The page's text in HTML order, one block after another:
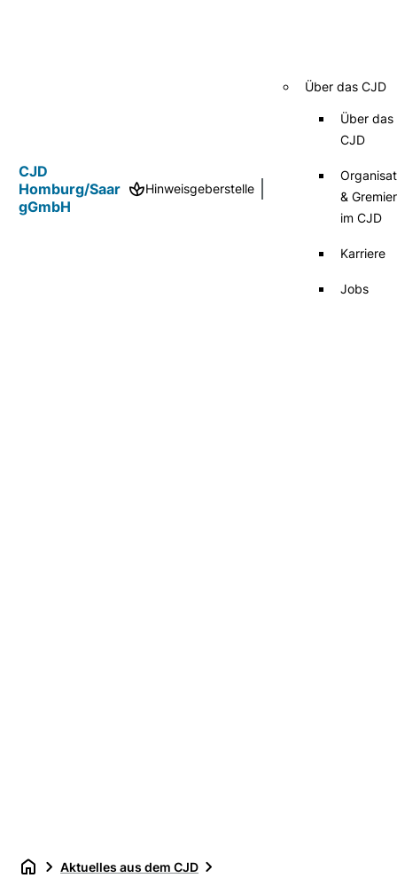
CJD
Homburg/Saar
gGmbH
Hinweisgeberstelle
Über das CJD
Über das
CJD
&
im CJD
Karriere
Jobs
Aktuelles aus dem CJD